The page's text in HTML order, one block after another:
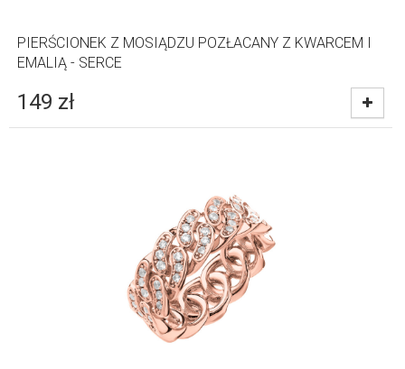
PIERŚCIONEK Z MOSIĄDZU POZŁACANY Z KWARCEM I
EMALIĄ - SERCE
149 zł